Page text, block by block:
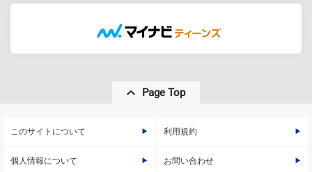
Page Top
このサイトについて 利用規約
個人情報について お問い合わせ